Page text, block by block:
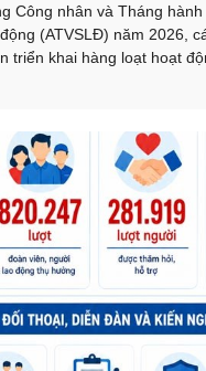
Công nhân và Tháng hành
(ATVSLĐ) năm 2026,
triển khai hàng loạt hoạt